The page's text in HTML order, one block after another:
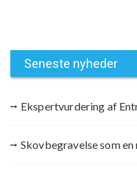
Seneste nyheder
Ekspertvurdering af
Skovbegravelse som